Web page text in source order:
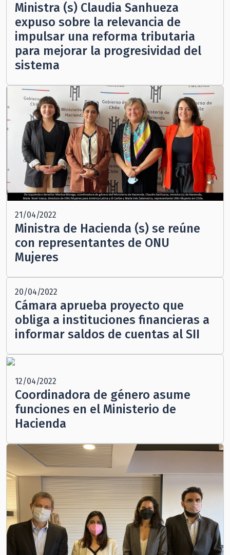
Ministra (s) Claudia Sanhueza
expuso sobre la relevancia de
impulsar una reforma tributaria
para mejorar la progresividad del
sistema
21/04/2022
Ministra de Hacienda (s) se reúne
con representantes de ONU
Mujeres
20/04/2022
Cámara aprueba proyecto que
obliga a instituciones financieras a
informar saldos de cuentas al SII
12/04/2022
Coordinadora de género asume
funciones en el Ministerio de
Hacienda